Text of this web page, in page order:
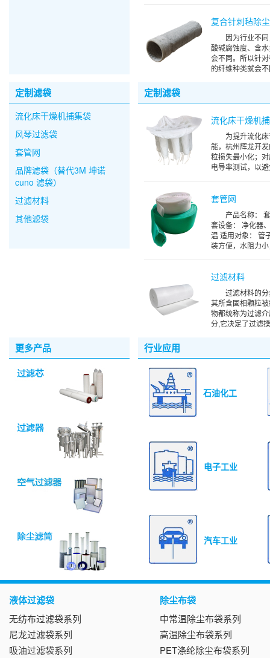
复合针刺毡除
因为行业不
酸碱腐蚀度、含
会不同。所以针
的纤维种类就会
定制滤袋
流化床干燥机捕集袋
风琴过滤袋
套管网
品牌滤袋（替代3M 坤诺
cuno 滤袋）
过滤材料
其他滤袋
定制滤袋
流化床干燥机
为提升流化
能，杭州辉龙开
粒损失最小化；
电导率测试，以
套管网
产品名称：
套设备： 净化器
温 适用对象： 管
装方便，水阻力
过滤材料
过滤材料的
其所含固相颗粒
物都统称为过滤
分,它决定了过滤
更多产品 行业应用
石油化工
电子工业
汽车工业
液体过滤袋
无纺布过滤袋系列
尼龙过滤袋系列
吸油过滤袋系列
除尘布袋
中常温除尘布袋系列
高温除尘布袋系列
PET涤纶除尘布袋系列